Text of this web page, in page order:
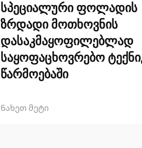
სპეციალური ფოლადის
ზრდადი მოთხოვნის
დასაკმაყოფილებლად
საყოფაცხოვრებო
წარმოებაში
Ნახეთ მეტი